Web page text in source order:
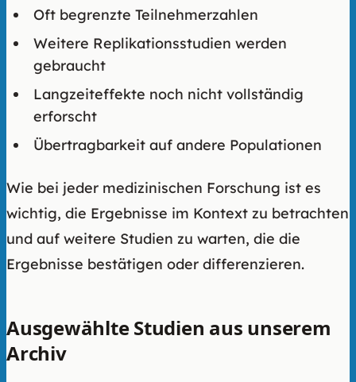
Oft begrenzte Teilnehmerzahlen
Weitere Replikationsstudien werden
gebraucht
Langzeiteffekte noch nicht vollständig
erforscht
Übertragbarkeit auf andere Populationen
Wie bei jeder medizinischen Forschung ist es
wichtig, die Ergebnisse im Kontext zu betrachten
und auf weitere Studien zu warten, die die
Ergebnisse bestätigen oder differenzieren.
Ausgewählte Studien aus unserem
Archiv